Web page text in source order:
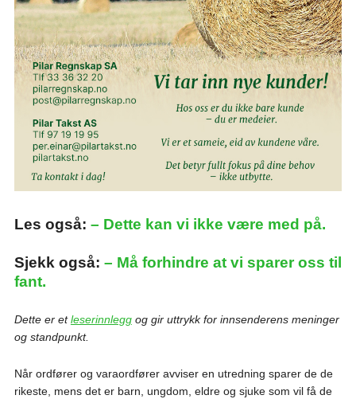
Les også: – Dette kan vi ikke være med på.
Sjekk også: – Må forhindre at vi sparer oss til
fant.
Dette er etleserinnleggog gir uttrykk for innsenderens meninger
og standpunkt.
Når ordfører og varaordfører avviser en utredning sparer de de
rikeste, mens det er barn, ungdom, eldre og sjuke som vil få de